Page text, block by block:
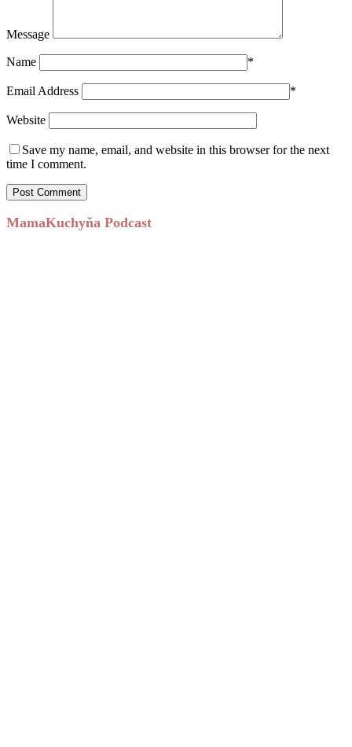
Message
Name *
Email Address *
Website
Save my name, email, and website in this browser for the next
time I comment.
MamaKuchyňa Podcast